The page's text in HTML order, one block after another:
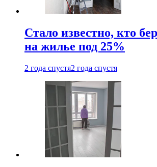
Стало известно, кто
на жилье под 25%
2 года спустя2 года спустя